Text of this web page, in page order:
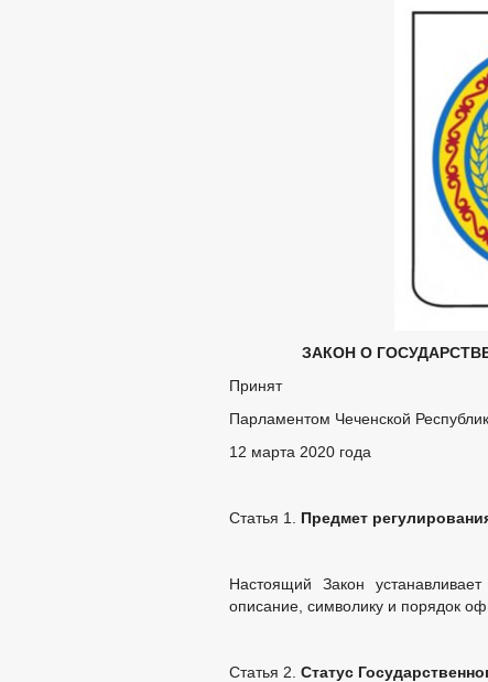
ЗАКОН О
Принят
Парламентом Чеченской
12 марта 2020 года
Статья 1. Предмет
Настоящий Закон
описание, символику и порядок
Статья 2. Статус